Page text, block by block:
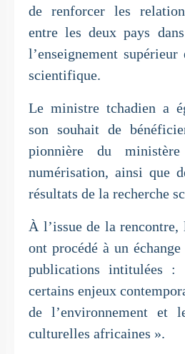
de renforcer les
entre les deux pays
l’enseignement
scientifique.
Le ministre tchadien a
son souhait de
pionnière du
numérisation, ainsi que
résultats de la recherche
À l’issue de la
ont procédé à un
publications intitulées :
certains enjeux
de l’environnement et
culturelles africaines ».